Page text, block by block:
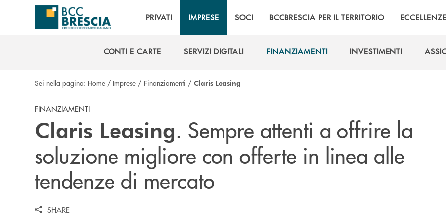
Salta al contenuto principale
PRIVATI IMPRESE SOCI BCCBRESCIA PER IL TERRITORIO ECCELLENZE
CONTI E CARTE
SERVIZI DIGITALI
FINANZIAMENTI
INVESTIMENTI
Sei nella pagina: Home / Imprese / Finanziamenti / Claris Leasing
FINANZIAMENTI
Claris Leasing. Sempre attenti a offrire la
soluzione migliore con offerte in linea alle
tendenze di mercato
SHARE